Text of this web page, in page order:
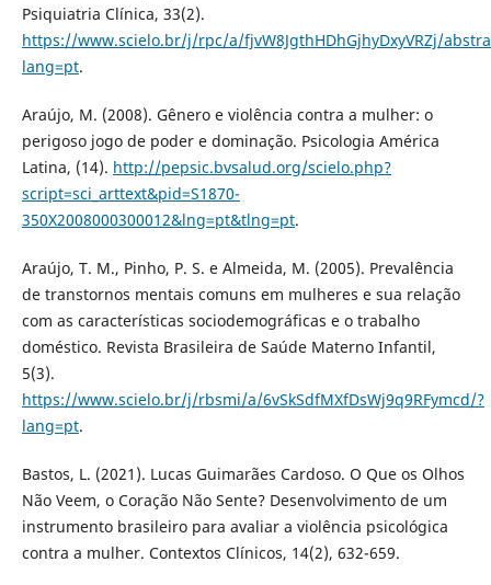
Psiquiatria Clínica, 33(2).
https://www.scielo.br/j/rpc/a/fjvW8JgthHDhGjhyDxyVRZj/
lang=pt.
Araújo, M. (2008). Gênero e violência contra a mulher: o
perigoso jogo de poder e dominação. Psicologia América
Latina, (14). http://pepsic.bvsalud.org/scielo.php?
script=sci_arttext&pid=S1870-
350X2008000300012&lng=pt&tlng=pt.
Araújo, T. M., Pinho, P. S. e Almeida, M. (2005). Prevalência
de transtornos mentais comuns em mulheres e sua relação
com as características sociodemográficas e o trabalho
doméstico. Revista Brasileira de Saúde Materno Infantil,
5(3).
https://www.scielo.br/j/rbsmi/a/6vSkSdfMXfDsWj9q9RFymcd/?
lang=pt.
Bastos, L. (2021). Lucas Guimarães Cardoso. O Que os Olhos
Não Veem, o Coração Não Sente? Desenvolvimento de um
instrumento brasileiro para avaliar a violência psicológica
contra a mulher. Contextos Clínicos, 14(2), 632-659.